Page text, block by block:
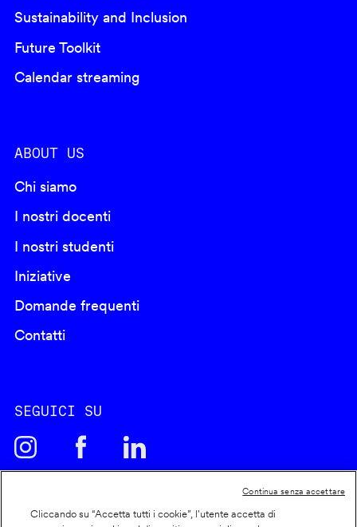
Sustainability and Inclusion
Future Toolkit
Calendar streaming
ABOUT US
Chi siamo
I nostri docenti
I nostri studenti
Iniziative
Domande frequenti
Contatti
SEGUICI SU
Cliccando su “Accetta tutti i cookie”, l'utente accetta di
Continua senza accettare